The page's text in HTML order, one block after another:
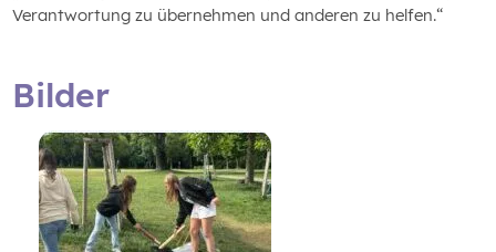
Verantwortung zu übernehmen und anderen zu helfen.“
Bilder